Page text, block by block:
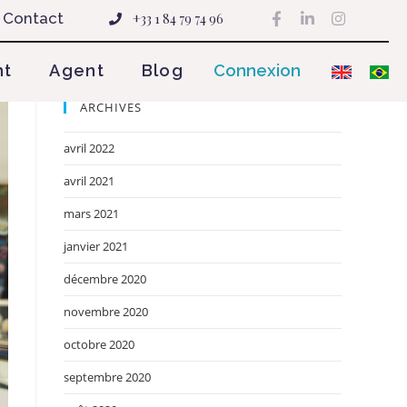
Contact +33 1 84 79 74 96
Agent Blog Connexion
ARCHIVES
avril 2022
avril 2021
mars 2021
janvier 2021
décembre 2020
novembre 2020
octobre 2020
septembre 2020